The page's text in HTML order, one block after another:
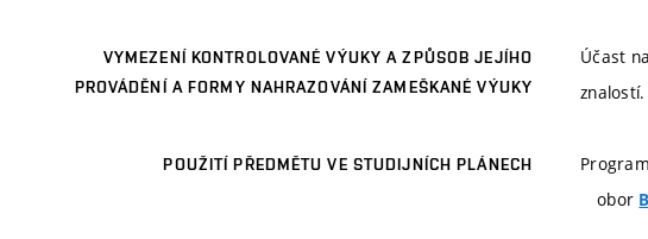
VYMEZENÍ KONTROLOVANÉ VÝUKY A ZPŮSOB JEJÍHO
PROVÁDĚNÍ A FORMY NAHRAZOVÁNÍ ZAMEŠKANÉ VÝUKY
Účast
POUŽITÍ PŘEDMĚTU VE STUDIJNÍCH PLÁNECH Program
obor